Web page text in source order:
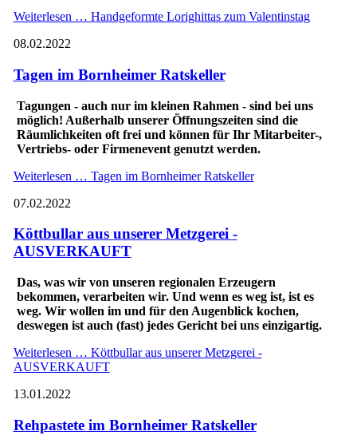
Weiterlesen … Handgeformte Lorighittas zum Valentinstag
08.02.2022
Tagen im Bornheimer Ratskeller
Tagungen - auch nur im kleinen Rahmen - sind bei uns
möglich! Außerhalb unserer Öffnungszeiten sind die
Räumlichkeiten oft frei und können für Ihr Mitarbeiter-,
Vertriebs- oder Firmenevent genutzt werden.
Weiterlesen … Tagen im Bornheimer Ratskeller
07.02.2022
Köttbullar aus unserer Metzgerei -
AUSVERKAUFT
Das, was wir von unseren regionalen Erzeugern
bekommen, verarbeiten wir. Und wenn es weg ist, ist es
weg. Wir wollen im und für den Augenblick kochen,
deswegen ist auch (fast) jedes Gericht bei uns einzigartig.
Weiterlesen … Köttbullar aus unserer Metzgerei -
AUSVERKAUFT
13.01.2022
Rehpastete im Bornheimer Ratskeller